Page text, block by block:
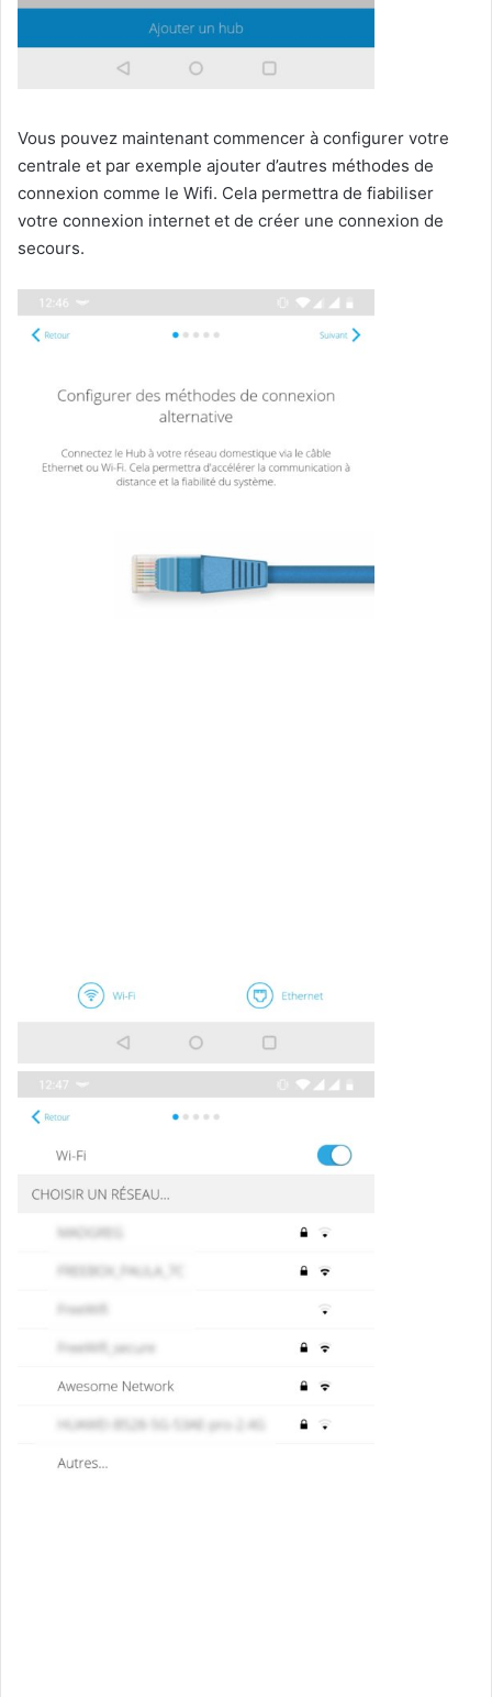
Vous pouvez maintenant commencer à configurer votre
centrale et par exemple ajouter d’autres méthodes de
connexion comme le Wifi. Cela permettra de fiabiliser
votre connexion internet et de créer une connexion de
secours.